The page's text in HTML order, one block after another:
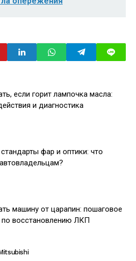
если горит лампочка масла:
и диагностика
фар и оптики: что
машину от царапин: пошаговое
по восстановлению ЛКП